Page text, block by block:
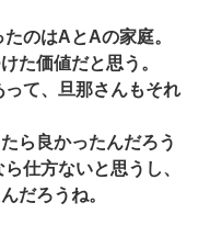
のはAとAの家庭。
た価値だと思う。
て、旦那さんもそれ
ら良かったんだろう
仕方ないと思うし、
だろうね。